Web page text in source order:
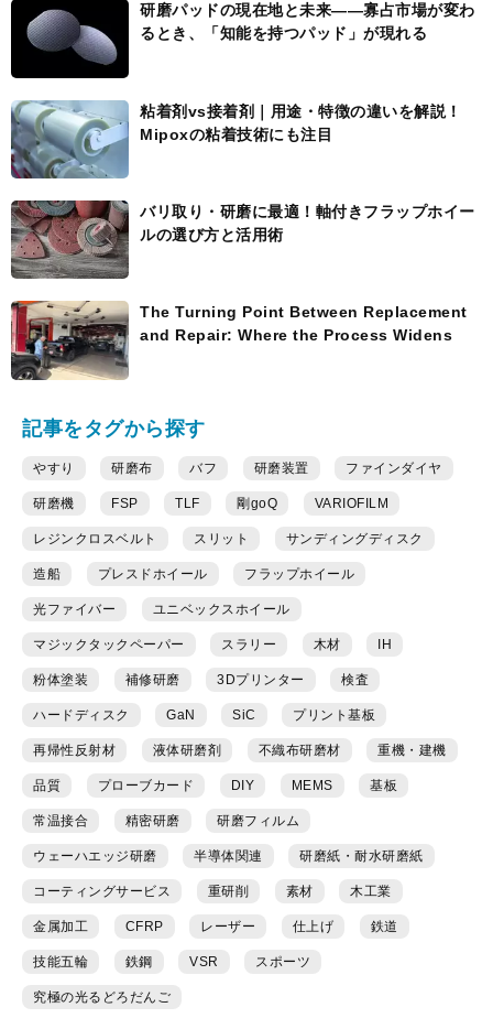
研磨パッドの現在地と未来――寡占市場が変わ
るとき、「知能を持つパッド」が現れる
粘着剤vs接着剤｜用途・特徴の違いを解説！
Mipoxの粘着技術にも注目
バリ取り・研磨に最適！軸付きフラップホイー
ルの選び方と活用術
The Turning Point Between Replacement
and Repair: Where the Process Widens
記事をタグから探す
やすり 研磨布 バフ 研磨装置 ファインダイヤ
研磨機 FSP TLF 剛goQ VARIOFILM
レジンクロスベルト スリット サンディングディスク
造船 プレスドホイール フラップホイール
光ファイバー ユニベックスホイール
マジックタックペーパー スラリー 木材 IH
粉体塗装 補修研磨 3Dプリンター 検査
ハードディスク GaN SiC プリント基板
再帰性反射材 液体研磨剤 不織布研磨材 重機・建機
品質 プローブカード DIY MEMS 基板
常温接合 精密研磨 研磨フィルム
ウェーハエッジ研磨 半導体関連 研磨紙・耐水研磨紙
コーティングサービス 重研削 素材 木工業
金属加工 CFRP レーザー 仕上げ 鉄道
技能五輪 鉄鋼 VSR スポーツ
究極の光るどろだんご